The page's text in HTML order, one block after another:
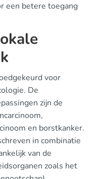
een betere toegang
voor
De
zijn de
en borstkanker.
in combinatie
van de
zoals het